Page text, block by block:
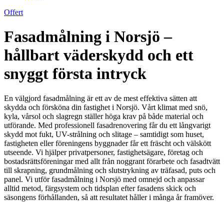
Offert
Fasadmålning i Norsjö –
hållbart väderskydd och ett
snyggt första intryck
En välgjord fasadmålning är ett av de mest effektiva sätten att
skydda och försköna din fastighet i Norsjö. Vårt klimat med snö,
kyla, vårsol och slagregn ställer höga krav på både material och
utförande. Med professionell fasadrenovering får du ett långvarigt
skydd mot fukt, UV-strålning och slitage – samtidigt som huset,
fastigheten eller föreningens byggnader får ett fräscht och välskött
utseende. Vi hjälper privatpersoner, fastighetsägare, företag och
bostadsrättsföreningar med allt från noggrant förarbete och fasadtvätt
till skrapning, grundmålning och slutstrykning av träfasad, puts och
panel. Vi utför fasadmålning i Norsjö med omnejd och anpassar
alltid metod, färgsystem och tidsplan efter fasadens skick och
säsongens förhållanden, så att resultatet håller i många år framöver.